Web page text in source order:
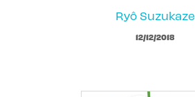
Ryô Suzukaze
12/12/2018